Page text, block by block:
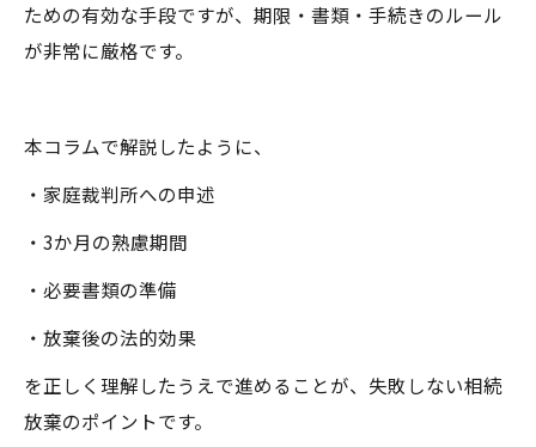
ための有効な手段ですが、期限・書類・手続きのルール
が非常に厳格です。
本コラムで解説したように、
・家庭裁判所への申述
・3か月の熟慮期間
・必要書類の準備
・放棄後の法的効果
を正しく理解したうえで進めることが、失敗しない相続
放棄のポイントです。